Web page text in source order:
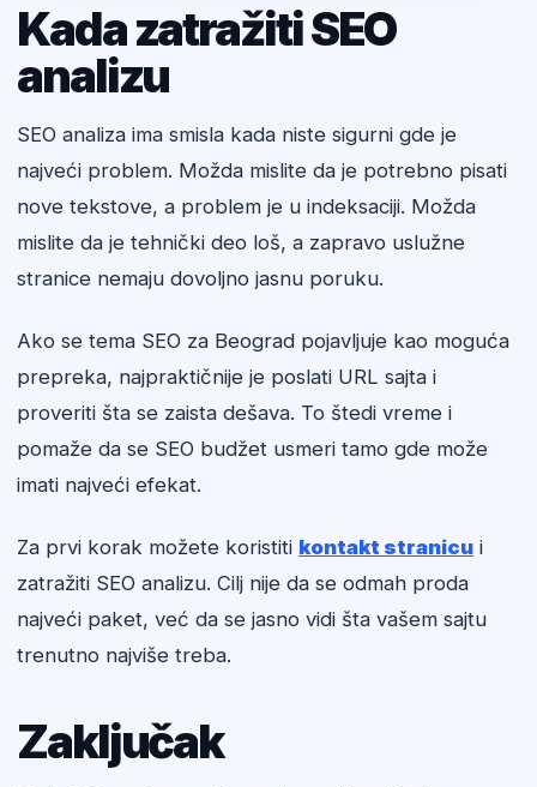
Kada zatražiti SEO
analizu
SEO analiza ima smisla kada niste sigurni gde je
najveći problem. Možda mislite da je potrebno pisati
nove tekstove, a problem je u indeksaciji. Možda
mislite da je tehnički deo loš, a zapravo uslužne
stranice nemaju dovoljno jasnu poruku.
Ako se tema SEO za Beograd pojavljuje kao moguća
prepreka, najpraktičnije je poslati URL sajta i
proveriti šta se zaista dešava. To štedi vreme i
pomaže da se SEO budžet usmeri tamo gde može
imati najveći efekat.
Za prvi korak možete koristiti kontakt stranicu i
zatražiti SEO analizu. Cilj nije da se odmah proda
najveći paket, već da se jasno vidi šta vašem sajtu
trenutno najviše treba.
Zaključak